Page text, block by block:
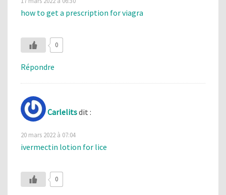
how to get a prescription for viagra
0
Répondre
Carlelitsdit :
20 mars 2022 à 07:04
ivermectin lotion for lice
0